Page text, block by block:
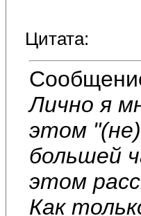
Цитата:
Лично я
этом
большей
этом
Как